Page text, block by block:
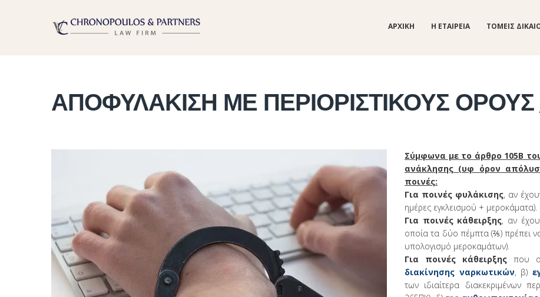
ΑΡΧΙΚΗ Η ΕΤΑΙΡΕΙΑ ΤΟΜΕΙΣ
ΑΠΟΦΥΛΑΚΙΣΗ ΜΕ ΠΕΡΙΟΡΙΣΤΙΚΟΥΣ ΟΡΟΥΣ
Σύμφωνα με το άρθρο 105Β
ανάκλησης (υφ όρον
ποινές:
Για ποινές φυλάκισης, αν
ημέρες εγκλεισμού + μεροκάματα).
Για ποινές κάθειρξης, αν
οποία τα δύο πέμπτα (⅖) πρέπει
υπολογισμό μεροκαμάτων).
Για ποινές κάθειρξης που
διακίνησης ναρκωτικών, β)
των ιδιαίτερα διακεκριμένων